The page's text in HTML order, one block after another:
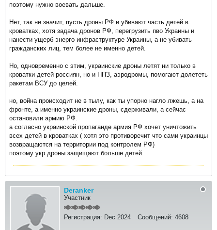
поэтому нужно воевать дальше.
Нет, так не значит, пусть дроны РФ и убивают часть детей в
кроватках, хотя задача дронов РФ, перегрузить пво Украины и
нанести ущерб энерго инфраструктуре Украины, а не убивать
гражданских лиц, тем более не именно детей.
Но, одновременно с этим, украинские дроны летят ни только в
кроватки детей россиян, но и НПЗ, аэродромы, помогают долететь
ракетам ВСУ до целей.
но, война происходит не в тылу, как ты упорно нагло лжешь, а на
фронте, а именно украинские дроны, сдерживали, а сейчас
остановили армию РФ.
а согласно украинской пропаганде армия РФ хочет уничтожить
всех детей в кроватках ( хотя это противоречит что сами украинцы
возвращаются на территории под контролем РФ)
поэтому укр.дроны защищают больше детей.
Deranker
Участник
Регистрация: Dec 2024 Сообщений: 4608